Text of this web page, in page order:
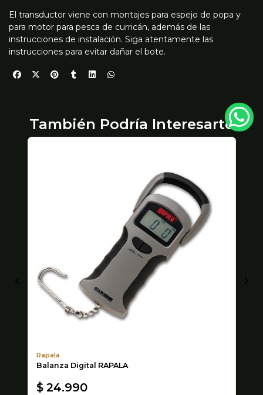
El transductor viene con montajes para espejo de popa y
para motor para pesca de curricán, además de las
instrucciones de instalación. Siga atentamente las
instrucciones para evitar dañar el bote.
También Podría Interesarte
Rapala
Balanza Digital RAPALA
$ 24.990